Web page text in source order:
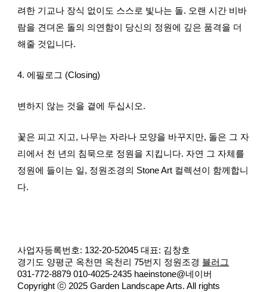
려한 기교나 장식 없이도 스스로 빛나는 돌. 오랜 시간 비바
람을 견뎌온 돌의 의연함이 당신의 정원에 깊은 품격을 더
해줄 것입니다.
4. 에필로그 (Closing)
변하지 않는 것을 곁에 두십시오.
꽃은 피고 지고, 나무는 자라나 모양을 바꾸지만, 돌은 그 자
리에서 천 년의 침묵으로 정원을 지킵니다. 자연 그 자체를
정원에 들이는 일, 정원조경의 Stone Art 컬렉션이 함께합니
다.
사업자등록번호: 132-20-52045 대표: 김창호
경기도 양평군 옥천면 옥천리 75번지 정원조경 블러그
031-772-8879 010-4025-2435 haeinstone@네이버
Copyright ⓒ 2025 Garden Landscape Arts. All rights